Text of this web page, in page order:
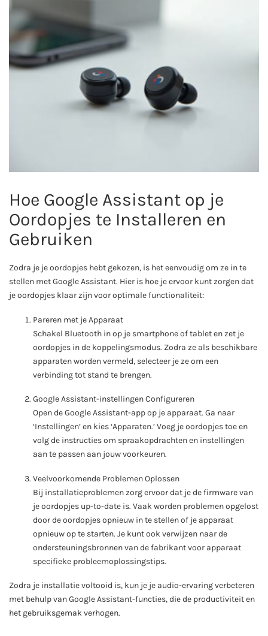
Hoe Google Assistant op je
Oordopjes te Installeren en
Gebruiken
Zodra je je oordopjes hebt gekozen, is het eenvoudig om ze in te
stellen met Google Assistant. Hier is hoe je ervoor kunt zorgen dat
je oordopjes klaar zijn voor optimale functionaliteit:
Pareren met je Apparaat
Schakel Bluetooth in op je smartphone of tablet en zet je
oordopjes in de koppelingsmodus. Zodra ze als beschikbare
apparaten worden vermeld, selecteer je ze om een
verbinding tot stand te brengen.
Google Assistant-instellingen Configureren
Open de Google Assistant-app op je apparaat. Ga naar
‘Instellingen’ en kies ‘Apparaten.’ Voeg je oordopjes toe en
volg de instructies om spraakopdrachten en instellingen
aan te passen aan jouw voorkeuren.
Veelvoorkomende Problemen Oplossen
Bij installatieproblemen zorg ervoor dat je de firmware van
je oordopjes up-to-date is. Vaak worden problemen opgelost
door de oordopjes opnieuw in te stellen of je apparaat
opnieuw op te starten. Je kunt ook verwijzen naar de
ondersteuningsbronnen van de fabrikant voor apparaat
specifieke probleemoplossingstips.
Zodra je installatie voltooid is, kun je je audio-ervaring verbeteren
met behulp van Google Assistant-functies, die de productiviteit en
het gebruiksgemak verhogen.